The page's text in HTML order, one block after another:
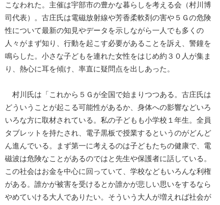
こなわれた。主催は宇部市の豊かな暮らしを考える会（村川博
司代表）。古庄氏は電磁放射線や芳香柔軟剤の害や５Ｇの危険
性について最新の知見やデータを示しながら一人でも多くの
人々がまず知り、行動を起こす必要があることを訴え、警鐘を
鳴らした。小さな子どもを連れた女性をはじめ約３０人が集ま
り、熱心に耳を傾け、率直に疑問点を出しあった。
村川氏は「これから５Ｇが全国で始まりつつある。古庄氏は
どういうことが起こる可能性があるか、身体への影響などいろ
いろな方に取材されている。私の子どもも小学校１年生。全員
タブレットを持たされ、電子黒板で授業するというのがどんど
ん進んでいる。まず第一に考えるのは子どもたちの健康で、電
磁波は危険なことがあるのではと先生や保護者に話している。
この社会はお金を中心に回っていて、学校などもいろんな利権
がある。誰かが被害を受けるとか誰かが悲しい思いをするなら
やめていける大人でありたい。そういう大人が増えれば社会が